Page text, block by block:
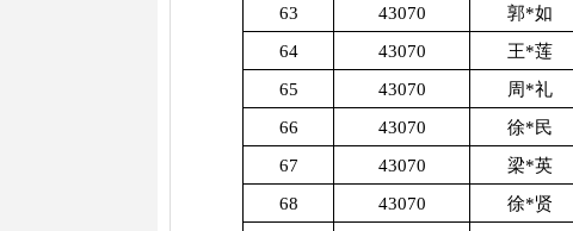
63
43070 郭*如
64
43070 王*莲
65
43070 周*礼
66
43070 徐*民
67
43070 梁*英
68
43070 徐*贤